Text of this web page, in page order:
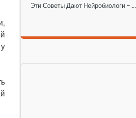
Эти Советы Дают Нейробиологи – ...